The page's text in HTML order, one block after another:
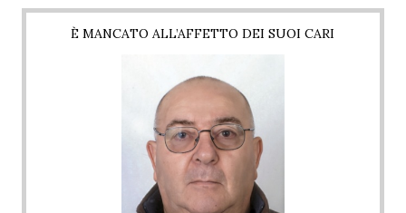
È MANCATO ALL’AFFETTO DEI SUOI CARI